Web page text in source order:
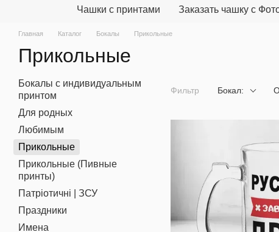
Чашки с принтами Заказать чашку с
Главная Каталог Бокалы Прикольные
Прикольные
Фильтр Бокал:
Бокалы с индивидуальным
принтом
Для родных
Любимым
Прикольные
Прикольные (Пивные
принты)
Патріотичні | ЗСУ
Праздники
Имена